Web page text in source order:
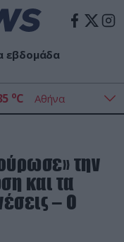
εβδομάδα
oC
την
και τα
– Ο